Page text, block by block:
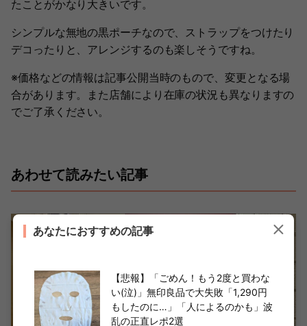
たことがかなり大きいです。
シンプルな無地の黒ポーチなので、ストラップをつけたり
デコったりと、アレンジするのも楽しそうですね。
※価格などの情報は記事公開当時のもので、変更となる場
合があります。また店舗により在庫の状況も異なりますの
でご了承ください。
あわせて読みたい記事
あなたにおすすめの記事
【悲報】「ごめん！もう2度と買わな
い(泣)」無印良品で大失敗「1,290円
もしたのに…」「人によるのかも」波
乱の正直レポ2選